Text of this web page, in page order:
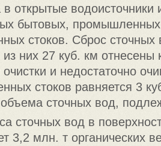
в открытые водоисточники
бытовых,
стоков. Сброс сточных
них 27 куб. км отнесены
очистки и недостаточно
стоков равняется 3
сточных вод,
сточных вод в
3,2 млн. т органических